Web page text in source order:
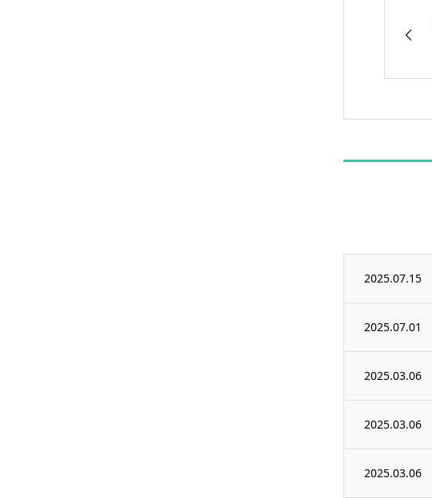
2025.07.15
2025.07.01
2025.03.06
2025.03.06
2025.03.06